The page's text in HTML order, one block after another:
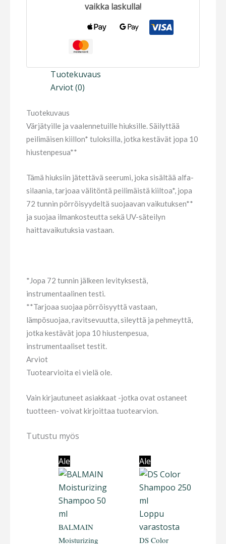
vaikka laskulla!
Tuotekuvaus
Arviot (0)
Tuotekuvaus
Värjätyille ja vaalennetuille hiuksille. Säilyttää
peilimäisen kiillon* tuloksilla, jotka kestävät jopa 10
hiustenpesua**
Tämä hiuksiin jätettävä seerumi, joka sisältää alfa-
silaania, tarjoaa välitöntä peilimäistä kiiltoa*, jopa
72 tunnin pörröisyydeltä suojaavan vaikutuksen**
ja suojaa ilmankosteutta sekä UV-säteilyn
haittavaikutuksia vastaan.
*Jopa 72 tunnin jälkeen levityksestä,
instrumentaalinen testi.
**Tarjoaa suojaa pörröisyyttä vastaan,
lämpösuojaa, ravitsevuutta, sileyttä ja pehmeyttä,
jotka kestävät jopa 10 hiustenpesua,
instrumentaaliset testit.
Arviot
Tuotearvioita ei vielä ole.
Vain kirjautuneet asiakkaat -jotka ovat ostaneet
tuotteen- voivat kirjoittaa tuotearvion.
Tutustu myös
Ale
BALMAIN
Moisturizing
Ale
Loppu
varastosta
DS Color